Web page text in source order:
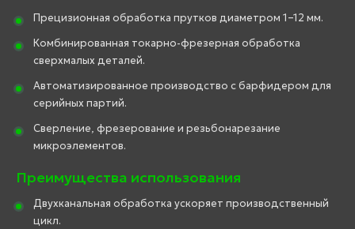
Прецизионная обработка прутков диаметром 1–12 мм.
Комбинированная токарно-фрезерная обработка
сверхмалых деталей.
Автоматизированное производство с барфидером для
серийных партий.
Сверление, фрезерование и резьбонарезание
микроэлементов.
Преимущества использования
Двухканальная обработка ускоряет производственный
цикл.